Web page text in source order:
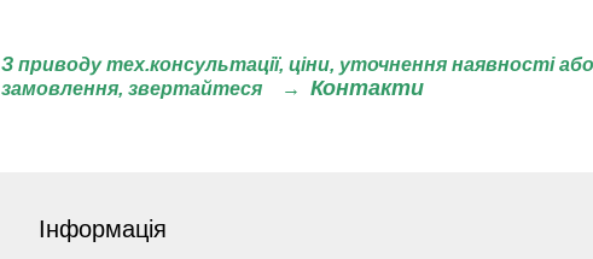
З приводу тех.консультації, ціни, уточнення наявності
замовлення, звертайтеся
→ Контакти
Інформація